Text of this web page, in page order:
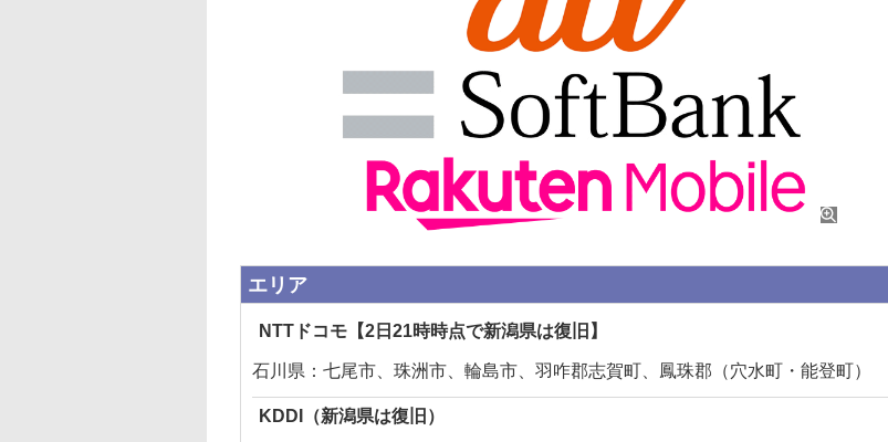
エリア
NTTドコモ【2日21時時点で新潟県は復旧】
石川県：七尾市、珠洲市、輪島市、羽咋郡志賀町、鳳珠郡（穴水町・能登町）
KDDI（新潟県は復旧）